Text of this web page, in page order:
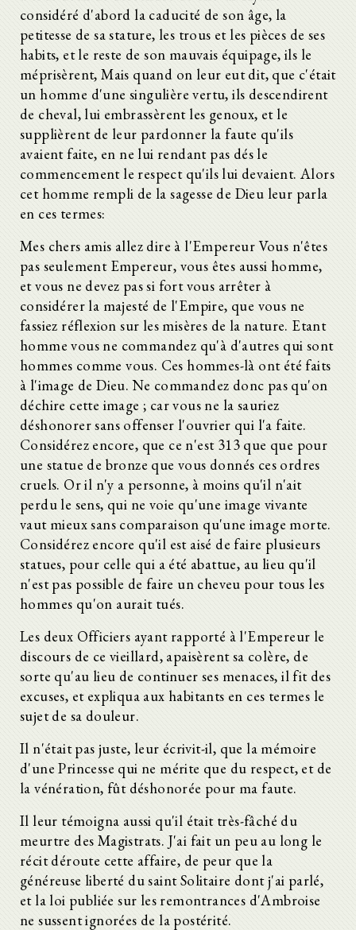
considéré d'abord la caducité de son âge, la
petitesse de sa stature, les trous et les pièces de ses
habits, et le reste de son mauvais équipage, ils le
méprisèrent, Mais quand on leur eut dit, que c'était
un homme d'une singulière vertu, ils descendirent
de cheval, lui embrassèrent les genoux, et le
supplièrent de leur pardonner la faute qu'ils
avaient faite, en ne lui rendant pas dés le
commencement le respect qu'ils lui devaient. Alors
cet homme rempli de la sagesse de Dieu leur parla
en ces termes:
Mes chers amis allez dire à l'Empereur Vous n'êtes
pas seulement Empereur, vous êtes aussi homme,
et vous ne devez pas si fort vous arrêter à
considérer la majesté de l'Empire, que vous ne
fassiez réflexion sur les misères de la nature. Etant
homme vous ne commandez qu'à d'autres qui sont
hommes comme vous. Ces hommes-là ont été faits
à l'image de Dieu. Ne commandez donc pas qu'on
déchire cette image ; car vous ne la sauriez
déshonorer sans offenser l'ouvrier qui l'a faite.
Considérez encore, que ce n'est 313 que que pour
une statue de bronze que vous donnés ces ordres
cruels. Or il n'y a personne, à moins qu'il n'ait
perdu le sens, qui ne voie qu'une image vivante
vaut mieux sans comparaison qu'une image morte.
Considérez encore qu'il est aisé de faire plusieurs
statues, pour celle qui a été abattue, au lieu qu'il
n'est pas possible de faire un cheveu pour tous les
hommes qu'on aurait tués.
Les deux Officiers ayant rapporté à l'Empereur le
discours de ce vieillard, apaisèrent sa colère, de
sorte qu'au lieu de continuer ses menaces, il fit des
excuses, et expliqua aux habitants en ces termes le
sujet de sa douleur.
Il n'était pas juste, leur écrivit-il, que la mémoire
d'une Princesse qui ne mérite que du respect, et de
la vénération, fût déshonorée pour ma faute.
Il leur témoigna aussi qu'il était très-fâché du
meurtre des Magistrats. J'ai fait un peu au long le
récit déroute cette affaire, de peur que la
généreuse liberté du saint Solitaire dont j'ai parlé,
et la loi publiée sur les remontrances d'Ambroise
ne sussent ignorées de la postérité.